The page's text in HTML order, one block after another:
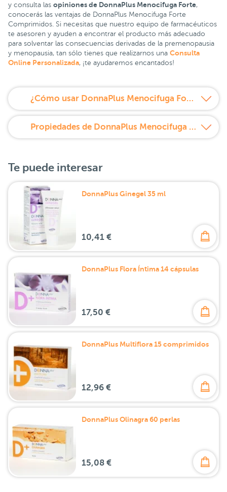
y consulta las opiniones de DonnaPlus Menocifuga Forte,
conocerás las ventajas de DonnaPlus Menocifuga Forte
Comprimidos. Si necesitas que nuestro equipo de farmacéuticos
te asesoren y ayuden a encontrar el producto más adecuado
para solventar las consecuencias derivadas de la premenopausia
y menopausia, tan sólo tienes que realizarnos una Consulta
Online Personalizada, ¡te ayudaremos encantados!
¿Cómo usar DonnaPlus Menocifuga Forte Comprimidos?
Propiedades de DonnaPlus Menocifuga Forte Comprimidos
Te puede interesar
DonnaPlus Ginegel 35 ml
10,41 €
DonnaPlus Flora Íntima 14 cápsulas
17,50 €
DonnaPlus Multiflora 15 comprimidos
12,96 €
DonnaPlus Olinagra 60 perlas
15,08 €